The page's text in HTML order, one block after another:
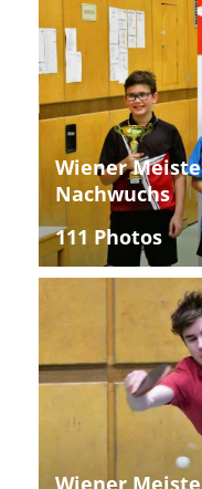
Wiener
Nachwuchs
111 Photos
Wiener